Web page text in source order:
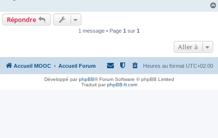
Répondre
1 message • Page 1 sur 1
Aller à
Accueil MOOC Accueil Forum Heures au format UTC+02:00
Développé parphpBB® Forum Software © phpBB Limited
Traduit parphpBB-fr.com